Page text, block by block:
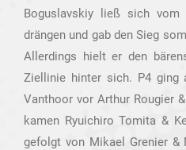
Boguslavskiy ließ sich vom
drängen und gab den Sieg
Allerdings hielt er den
Ziellinie hinter sich. P4 ging
Vanthoor vor Arthur Rougier
kamen Ryuichiro Tomita &
gefolgt von Mikael Grenier &